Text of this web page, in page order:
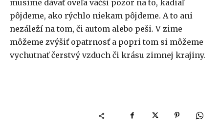
musíme dávať oveľa väčší pozor na to, kadiaľ
pôjdeme, ako rýchlo niekam pôjdeme. A to ani
nezáleží na tom, či autom alebo peši. V zime
môžeme zvýšiť opatrnosť a popri tom si môžeme
vychutnať čerstvý vzduch či krásu zimnej krajiny.